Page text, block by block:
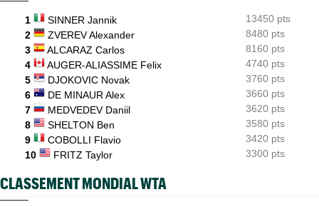
Comme Carlos Alcaraz, Holger Rune forfait pour Cincinnati
06/08
ATP - Montréal
Alexander Zverev : "Je ne pensais pas non plus jouer aussi mal"
1 SINNER Jannik
13450 pts
2
ZVEREV Alexander
8480 pts
3
ALCARAZ Carlos
8160 pts
4
AUGER-ALIASSIME Felix
4740 pts
5
DJOKOVIC Novak
3760 pts
6
DE MINAUR Alex
3660 pts
7
MEDVEDEV Daniil
3620 pts
8
SHELTON Ben
3580 pts
9
COBOLLI Flavio
3420 pts
10
FRITZ Taylor 3300 pts
CLASSEMENT MONDIAL WTA